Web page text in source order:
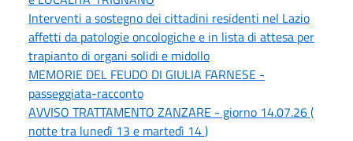
Interventi a sostegno dei cittadini residenti nel Lazio
affetti da patologie oncologiche e in lista di attesa per
trapianto di organi solidi e midollo
MEMORIE DEL FEUDO DI GIULIA FARNESE -
passeggiata-racconto
AVVISO TRATTAMENTO ZANZARE - giorno 14.07.26 (
notte tra lunedì 13 e martedì 14 )